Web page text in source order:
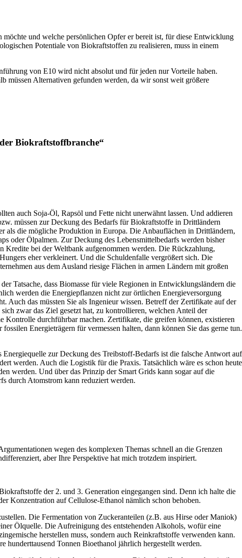
und welche persönlichen Opfer er bereit ist, für diese Entwicklung
Potentiale von Biokraftstoffen zu realisieren, muss in einem
von E10 wird nicht absolut und für jeden nur Vorteile haben.
müssen Alternativen gefunden werden, da wir sonst weit größere
Biokraftstoffbranche“
auch Soja-Öl, Rapsöl und Fette nicht unerwähnt lassen. Und addieren
müssen zur Deckung des Bedarfs für Biokraftstoffe in Drittländern
als die mögliche Produktion in Europa. Die Anbauflächen in Drittländern,
oder Ölpalmen. Zur Deckung des Lebensmittelbedarfs werden bisher
Kredite bei der Weltbank aufgenommen werden. Die Rückzahlung,
eher verkleinert. Und die Schuldenfalle vergrößert sich. Die
aus dem Ausland riesige Flächen in armen Ländern mit großen
Tatsache, dass Biomasse für viele Regionen in Entwicklungsländern die
werden die Energiepflanzen nicht zur örtlichen Energieversorgung
das müssten Sie als Ingenieur wissen. Betreff der Zertifikate auf der
zwar das Ziel gesetzt hat, zu kontrollieren, welchen Anteil der
Kontrolle durchführbar machen. Zertifikate, die greifen können, existieren
Energieträgern für vermessen halten, dann können Sie das gerne tun.
zur Deckung des Treibstoff-Bedarfs ist die falsche Antwort auf
werden. Auch die Logistik für die Praxis. Tatsächlich wäre es schon heute
werden. Und über das Prinzip der Smart Grids kann sogar auf die
durch Atomstrom kann reduziert werden.
wegen des komplexen Themas schnell an die Grenzen
aber Ihre Perspektive hat mich trotzdem inspiriert.
der 2. und 3. Generation eingegangen sind. Denn ich halte die
Konzentration auf Cellulose-Ethanol nämlich schon behoben.
Die Fermentation von Zuckeranteilen (z.B. aus Hirse oder Maniok)
Ölquelle. Die Aufreinigung des entstehenden Alkohols, wofür eine
herstellen muss, sondern auch Reinkraftstoffe verwenden kann.
hunderttausend Tonnen Bioethanol jährlich hergestellt werden.